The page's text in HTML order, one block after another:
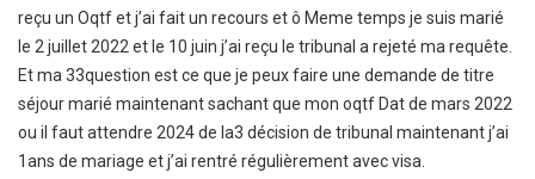
reçu un Oqtf et j’ai fait un recours et ô Meme temps je suis marié
le 2 juillet 2022 et le 10 juin j’ai reçu le tribunal a rejeté ma requête.
Et ma 33question est ce que je peux faire une demande de titre
séjour marié maintenant sachant que mon oqtf Dat de mars 2022
ou il faut attendre 2024 de la3 décision de tribunal maintenant j’ai
1ans de mariage et j’ai rentré régulièrement avec visa.